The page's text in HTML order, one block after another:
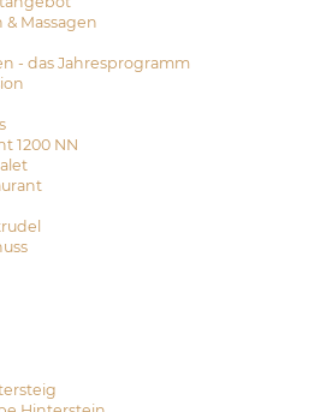
Massagen
- das Jahresprogramm
1200 NN